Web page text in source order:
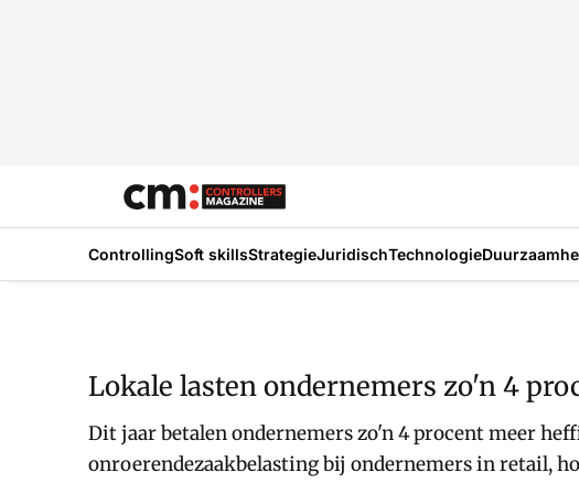
ControllingSoft skillsStrategieJuridischTechnologie
Lokale lasten ondernemers zo'n 4
Dit jaar betalen ondernemers zo'n 4 procent meer
onroerendezaakbelasting bij ondernemers in retail,